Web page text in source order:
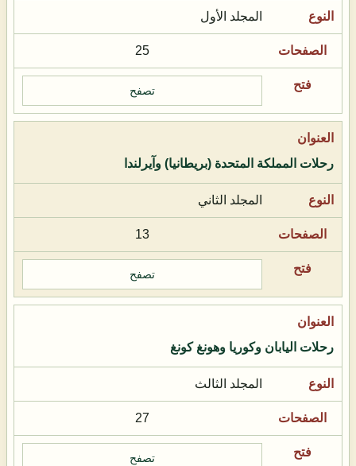
المجلد الأول
25
تصفح
رحلات المملكة المتحدة (بريطانيا) وآيرلندا
المجلد الثاني
13
تصفح
رحلات اليابان وكوريا وهونغ كونغ
المجلد الثالث
27
تصفح